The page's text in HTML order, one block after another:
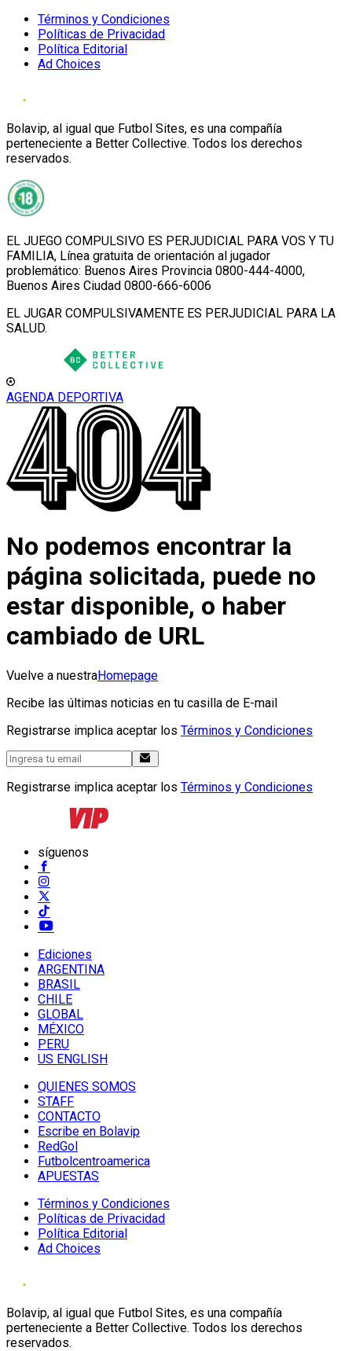
Términos y Condiciones
Políticas de Privacidad
Política Editorial
Ad Choices
Bolavip, al igual que Futbol Sites, es una compañía
perteneciente a Better Collective. Todos los derechos
reservados.
EL JUEGO COMPULSIVO ES PERJUDICIAL PARA VOS Y TU
FAMILIA, Línea gratuita de orientación al jugador
problemático: Buenos Aires Provincia 0800-444-4000,
Buenos Aires Ciudad 0800-666-6006
EL JUGAR COMPULSIVAMENTE ES PERJUDICIAL PARA LA
SALUD.
AGENDA DEPORTIVA
No podemos encontrar la
página solicitada, puede no
estar disponible, o haber
cambiado de URL
Vuelve a nuestraHomepage
Recibe las últimas noticias en tu casilla de E-mail
Registrarse implica aceptar los Términos y Condiciones
Registrarse implica aceptar los Términos y Condiciones
síguenos
Ediciones
ARGENTINA
BRASIL
CHILE
GLOBAL
MÉXICO
PERU
US ENGLISH
QUIENES SOMOS
STAFF
CONTACTO
Escribe en Bolavip
RedGol
Futbolcentroamerica
APUESTAS
Términos y Condiciones
Políticas de Privacidad
Política Editorial
Ad Choices
Bolavip, al igual que Futbol Sites, es una compañía
perteneciente a Better Collective. Todos los derechos
reservados.